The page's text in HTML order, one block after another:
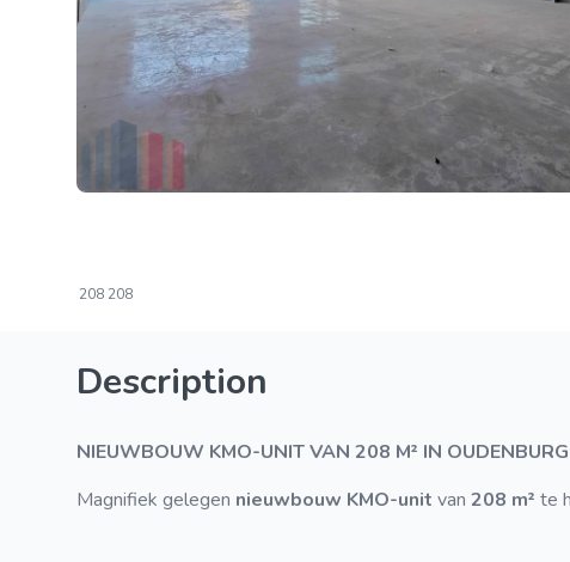
208 208
Description
NIEUWBOUW KMO-UNIT VAN 208 M² IN OUDENBURG
Magnifiek gelegen nieuwbouw KMO-unit van 208 m² te